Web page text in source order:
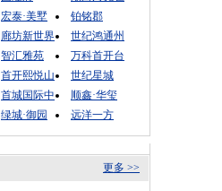
宏泰·美墅
铂铭郡
廊坊新世界
世纪鸿通州
智汇雅苑
万科首开台
首开熙悦山
世纪星城
首城国际中
顺鑫·华玺
绿城·御园
远洋一方
更多 >>